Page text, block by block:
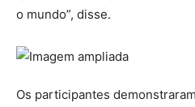
o mundo”, disse.
Os participantes